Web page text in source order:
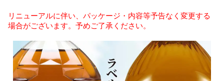
リニューアルに伴い、パッケージ・内容等予告なく変更する
場合がございます。予めご了承ください。